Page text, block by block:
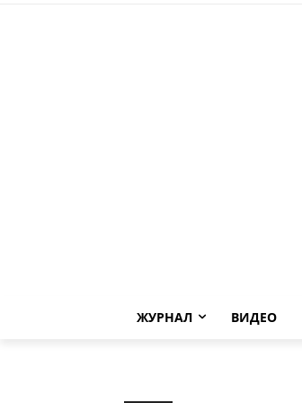
ЖУРНАЛ ВИДЕО